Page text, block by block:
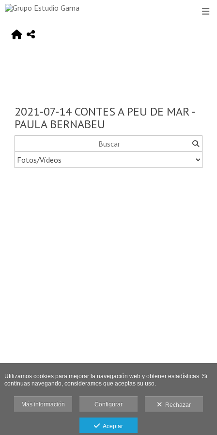
2021-07-14 CONTES A PEU DE MAR -
PAULA BERNABEU
Utilizamos cookies para mejorar la navegación web y obtener estadísticas. Si
continuas navegando, consideramos que aceptas su uso.
Más información Configurar Rechazar
Aceptar